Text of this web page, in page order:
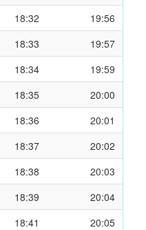
18:32
19:56
18:33
19:57
18:34
19:59
18:35
20:00
18:36
20:01
18:37
20:02
18:38
20:03
18:39
20:04
18:41
20:05